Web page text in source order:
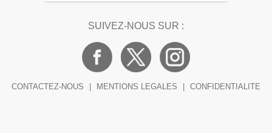
SUIVEZ-NOUS SUR :
CONTACTEZ-NOUS MENTIONS LEGALES CONFIDENTIALITE